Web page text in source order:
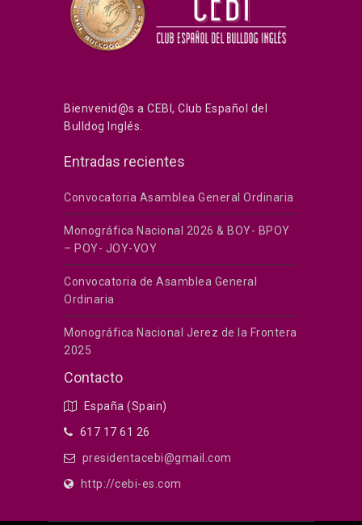
Bienvenid@s a CEBI, Club Español del
Bulldog Inglés.
Entradas recientes
Convocatoria Asamblea General Ordinaria
Monográfica Nacional 2026 & BOY- BPOY
– POY- JOY-VOY
Convocatoria de Asamblea General
Ordinaria
Monográfica Nacional Jerez de la Frontera
2025
Contacto
España (Spain)
617 17 61 26
presidentacebi@gmail.com
http://cebi-es.com